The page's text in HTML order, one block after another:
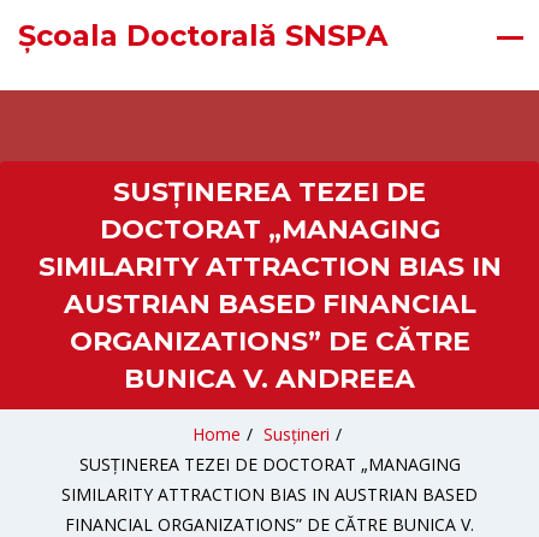
Școala Doctorală SNSPA
SUSȚINEREA TEZEI DE
DOCTORAT „MANAGING
SIMILARITY ATTRACTION BIAS IN
AUSTRIAN BASED FINANCIAL
ORGANIZATIONS” DE CĂTRE
BUNICA V. ANDREEA
Home / Susțineri /
SUSȚINEREA TEZEI DE DOCTORAT „MANAGING
SIMILARITY ATTRACTION BIAS IN AUSTRIAN BASED
FINANCIAL ORGANIZATIONS” DE CĂTRE BUNICA V.